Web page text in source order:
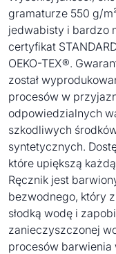
gramaturze 550 g/
jedwabisty i bardzo
certyfikat
OEKO-TEX®.
został
procesów w
odpowiedzialnych
szkodliwych
syntetycznych.
które upiększą
Ręcznik jest
bezwodnego, który
słodką wodę i
zanieczyszczonej
procesów